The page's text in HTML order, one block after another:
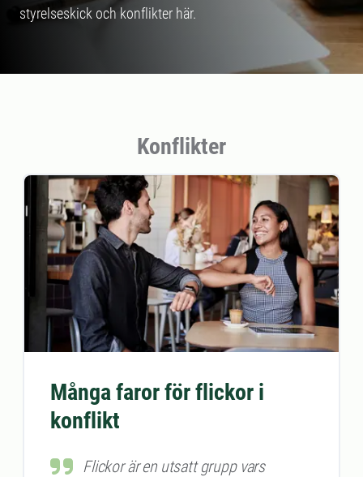
styrelseskick och konflikter här.
Konflikter
Många faror för flickor i
konflikt
Flickor är en utsatt grupp vars